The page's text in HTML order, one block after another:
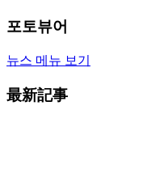
포토뷰어
뉴스 메뉴 보기
最新記事